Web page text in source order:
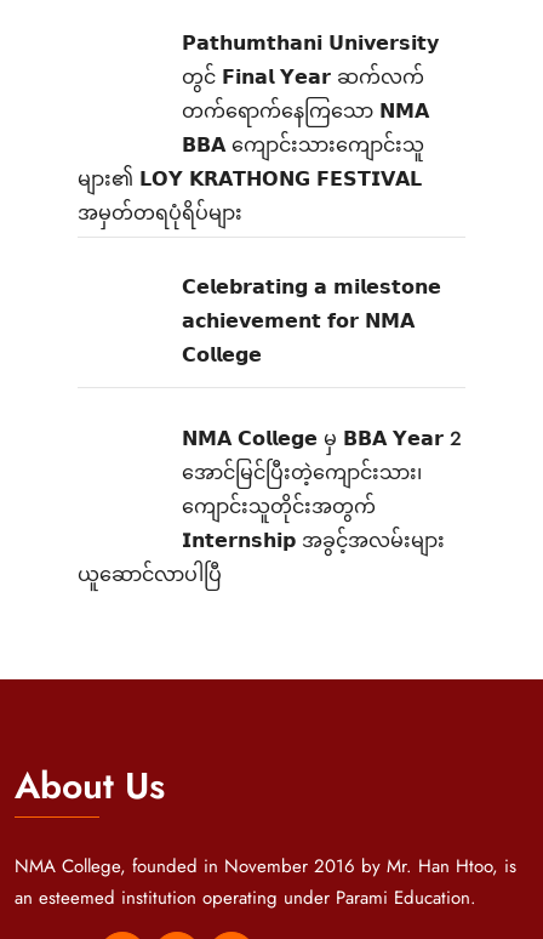
𝗣𝗮𝘁𝗵𝘂𝗺𝘁𝗵𝗮𝗻𝗶 𝗨𝗻𝗶𝘃𝗲𝗿𝘀𝗶𝘁𝘆
တွင် 𝗙𝗶𝗻𝗮𝗹 𝗬𝗲𝗮𝗿 ဆက်လက်
တက်ရောက်နေကြသော 𝗡𝗠𝗔
𝗕𝗕𝗔 ကျောင်းသားကျောင်းသူ
များ၏ 𝗟𝗢𝗬 𝗞𝗥𝗔𝗧𝗛𝗢𝗡𝗚 𝗙𝗘𝗦𝗧𝗜𝗩𝗔𝗟
အမှတ်တရပုံရိပ်များ
𝗖𝗲𝗹𝗲𝗯𝗿𝗮𝘁𝗶𝗻𝗴 𝗮 𝗺𝗶𝗹𝗲𝘀𝘁𝗼𝗻𝗲
𝗮𝗰𝗵𝗶𝗲𝘃𝗲𝗺𝗲𝗻𝘁 𝗳𝗼𝗿 𝗡𝗠𝗔
𝗖𝗼𝗹𝗹𝗲𝗴𝗲
𝗡𝗠𝗔 𝗖𝗼𝗹𝗹𝗲𝗴𝗲 မှ 𝗕𝗕𝗔 𝗬𝗲𝗮𝗿 2
အောင်မြင်ပြီးတဲ့ကျောင်းသား၊‌
ကျောင်းသူတိုင်းအတွက်
𝗜𝗻𝘁𝗲𝗿𝗻𝘀𝗵𝗶𝗽 အခွင့်အလမ်းများ
ယူဆောင်လာပါပြီ
About Us
NMA College, founded in November 2016 by Mr. Han Htoo, is
an esteemed institution operating under Parami Education.